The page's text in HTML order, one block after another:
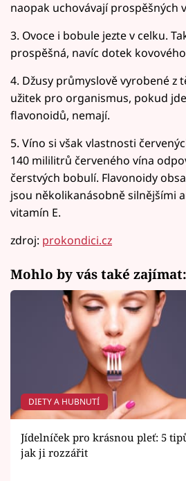
naopak uchovávají prospěšných
3. Ovoce i bobule jezte v celku.
prospěšná, navíc dotek
4. Džusy průmyslově vyrobené z
užitek pro organismus, pokud
flavonoidů, nemají.
5. Víno si však vlastnosti
140 mililitrů červeného vína
čerstvých bobulí. Flavonoidy
jsou několikanásobně silnějšími
vitamín E.
zdroj: prokondici.cz
Mohlo by vás také zajímat:
DIETY A HUBNUTÍ
Jídelníček pro krásnou pleť: 5
jak ji rozzářit